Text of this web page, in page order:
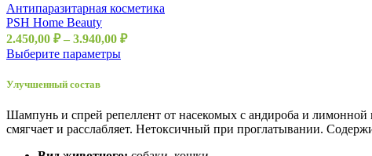
Антипаразитарная косметика
PSH Home Beauty
2.450,00 ₽ – 3.940,00 ₽
Выберите параметры
Улучшенный состав
Шампунь и спрей репеллент от насекомых с андироба и
смягчает и расслабляет. Нетоксичный при проглатывании.